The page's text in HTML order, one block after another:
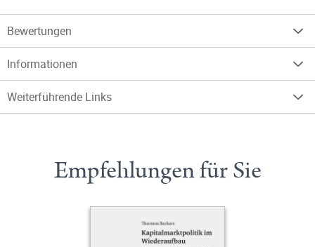
Bewertungen
Informationen
Weiterführende Links
Empfehlungen für Sie